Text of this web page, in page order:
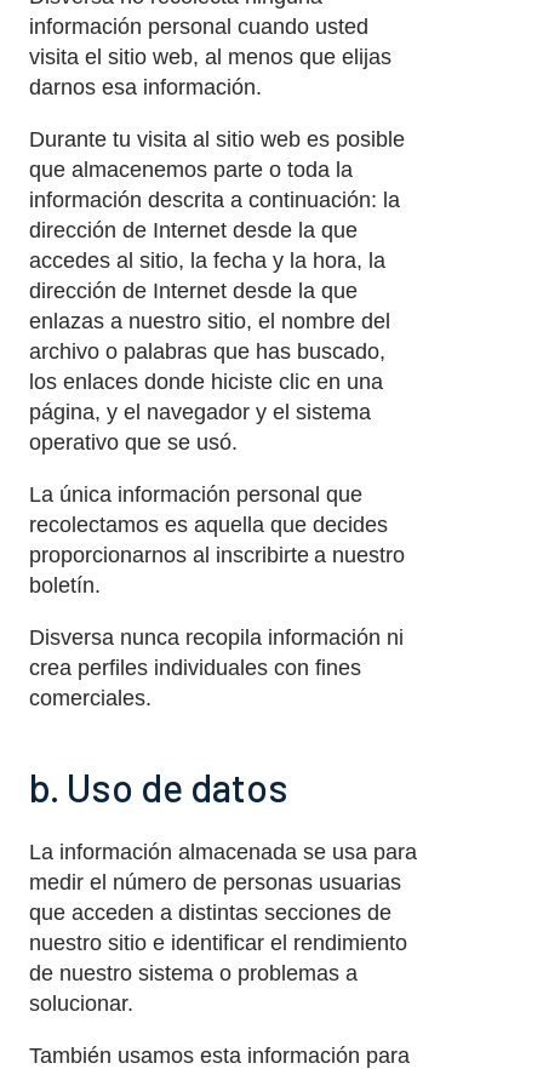
información personal cuando usted
visita el sitio web, al menos que elijas
darnos esa información.
Durante tu visita al sitio web es posible
que almacenemos parte o toda la
información descrita a continuación: la
dirección de Internet desde la que
accedes al sitio, la fecha y la hora, la
dirección de Internet desde la que
enlazas a nuestro sitio, el nombre del
archivo o palabras que has buscado,
los enlaces donde hiciste clic en una
página, y el navegador y el sistema
operativo que se usó.
La única información personal que
recolectamos es aquella que decides
proporcionarnos al inscribirte a nuestro
boletín.
Disversa nunca recopila información ni
crea perfiles individuales con fines
comerciales.
b. Uso de datos
La información almacenada se usa para
medir el número de personas usuarias
que acceden a distintas secciones de
nuestro sitio e identificar el rendimiento
de nuestro sistema o problemas a
solucionar.
También usamos esta información para